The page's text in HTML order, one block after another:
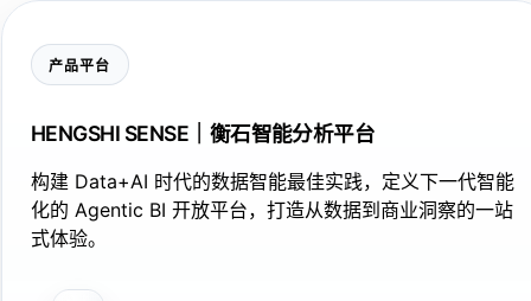
产品平台
HENGSHI SENSE｜衡石智能分析平台
构建 Data+AI 时代的数据智能最佳实践，定义下一代智能
化的 Agentic BI 开放平台，打造从数据到商业洞察的一站
式体验。